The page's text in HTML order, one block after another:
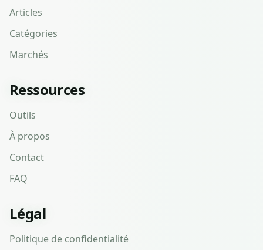
Articles
Catégories
Marchés
Ressources
Outils
À propos
Contact
FAQ
Légal
Politique de confidentialité